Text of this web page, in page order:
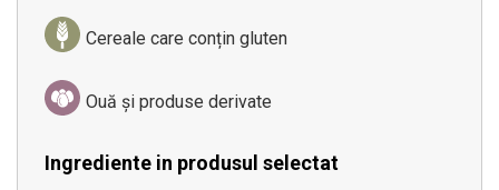
Cereale care conțin gluten
Ouă și produse derivate
Ingrediente in produsul selectat